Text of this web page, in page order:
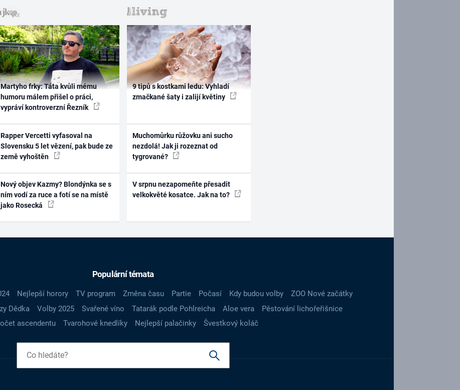
Martyho frky: Táta kvůli mému
humoru málem přišel o práci,
vypráví kontroverzní Řezník
Rapper Vercetti vyfasoval na
Slovensku 5 let vězení, pak bude ze
země vyhoštěn
Nový objev Kazmy? Blondýnka se s
ním vodí za ruce a fotí se na místě
jako Rosecká
9 tipů s kostkami ledu: Vyhladí
zmačkané šaty i zalijí květiny
Muchomůrku růžovku ani sucho
nezdolá! Jak ji rozeznat od
tygrované?
V srpnu nezapomeňte přesadit
velkokvěté kosatce. Jak na to?
Populární témata
Nejlepší horory TV program Změna času Partie Počasí Kdy budou volby
ZOO Nové začátky
Dědka Volby 2025 Svařené víno Tatarák podle Pohlreicha Aloe vera
Pěstování lichořeřišnice
ascendentu
Tvarohové knedlíky Nejlepší palačinky Švestkový koláč